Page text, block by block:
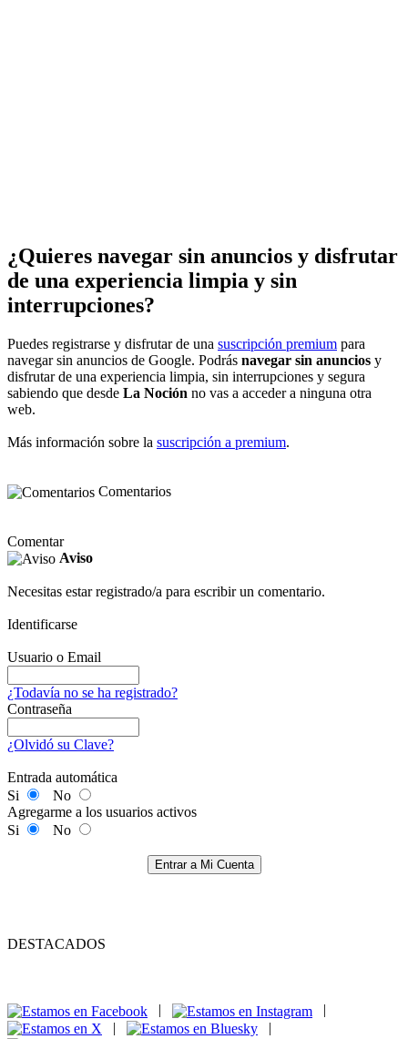
¿Quieres navegar sin anuncios y disfrutar
de una experiencia limpia y sin
interrupciones?
Puedes registrarse y disfrutar de una suscripción premium para
navegar sin anuncios de Google. Podrás navegar sin anuncios y
disfrutar de una experiencia limpia, sin interrupciones y segura
sabiendo que desde La Noción no vas a acceder a ninguna otra
web.
Más información sobre la suscripción a premium.
Comentarios
Comentar
Aviso
Necesitas estar registrado/a para escribir un comentario.
Identificarse
Usuario o Email
¿Todavía no se ha registrado?
Contraseña
¿Olvidó su Clave?
Entrada automática
Si
No
Agregarme a los usuarios activos
Si
No
Entrar a Mi Cuenta
DESTACADOS
|
|
|
|